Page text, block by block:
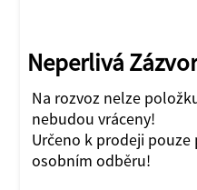
Neperlivá
Na rozvoz nelze
nebudou vráceny!
Určeno k prodeji
osobním odběru!